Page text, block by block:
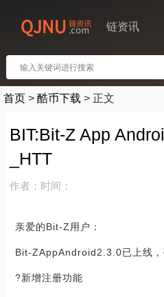
链资讯
首页 > 酷币下载 > 正文
BIT:Bit-Z App
_HTT
作者： 时间：
亲爱的Bit-Z用户：
Bit-ZAppAndroid2.3.0已上线
?新增注册功能